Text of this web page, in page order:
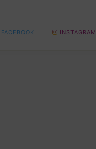
FACEBOOK INSTAGRAM